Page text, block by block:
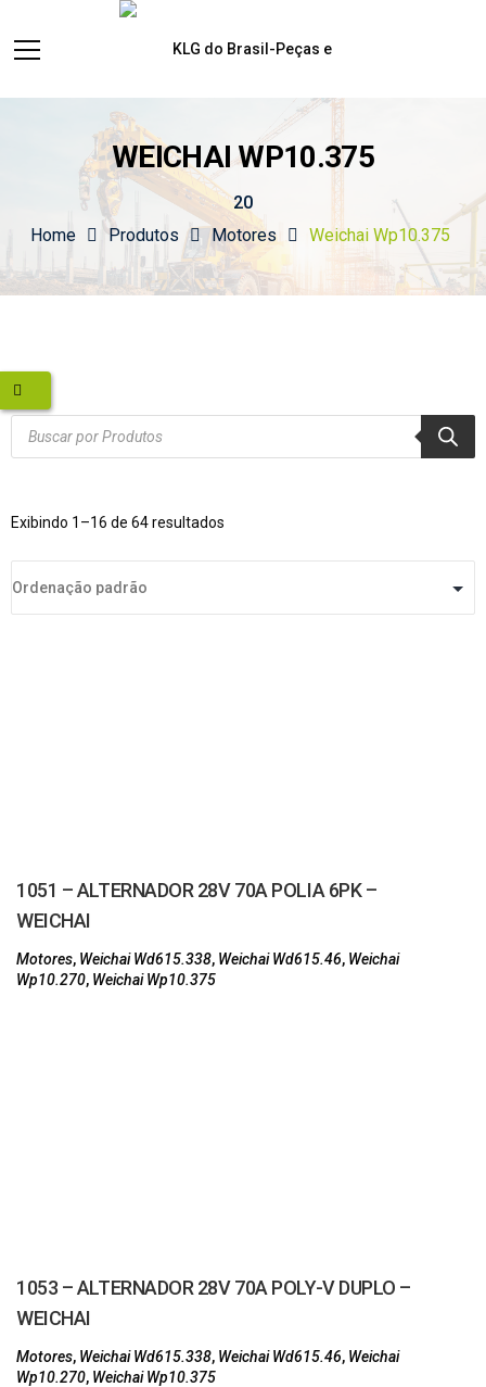
WEICHAI WP10.375
20
Home
Produtos Motores Weichai Wp10.375
Products
search
Exibindo 1–16 de 64 resultados
1051 – ALTERNADOR 28V 70A POLIA 6PK –
WEICHAI
Motores, Weichai Wd615.338, Weichai Wd615.46, Weichai
Wp10.270, Weichai Wp10.375
1053 – ALTERNADOR 28V 70A POLY-V DUPLO –
WEICHAI
Motores, Weichai Wd615.338, Weichai Wd615.46, Weichai
Wp10.270, Weichai Wp10.375